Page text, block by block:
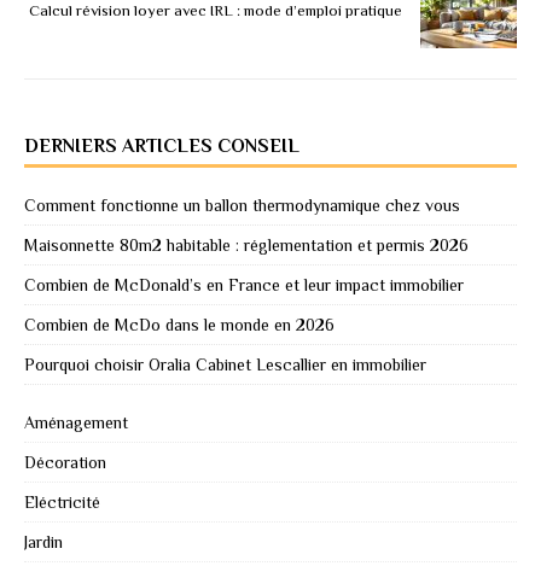
Calcul révision loyer avec IRL : mode d’emploi pratique
DERNIERS ARTICLES CONSEIL
Comment fonctionne un ballon thermodynamique chez vous
Maisonnette 80m2 habitable : réglementation et permis 2026
Combien de McDonald’s en France et leur impact immobilier
Combien de McDo dans le monde en 2026
Pourquoi choisir Oralia Cabinet Lescallier en immobilier
Aménagement
Décoration
Eléctricité
Jardin